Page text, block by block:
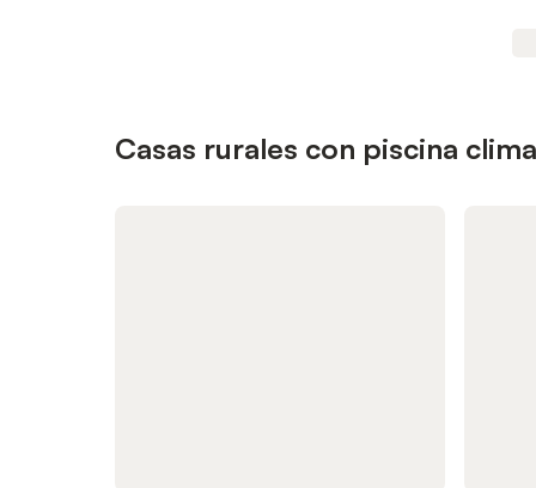
Casas rurales con piscina